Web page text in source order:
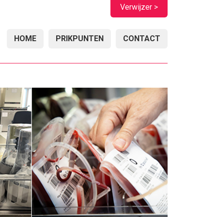
Verwijzer >
HOME PRIKPUNTEN CONTACT